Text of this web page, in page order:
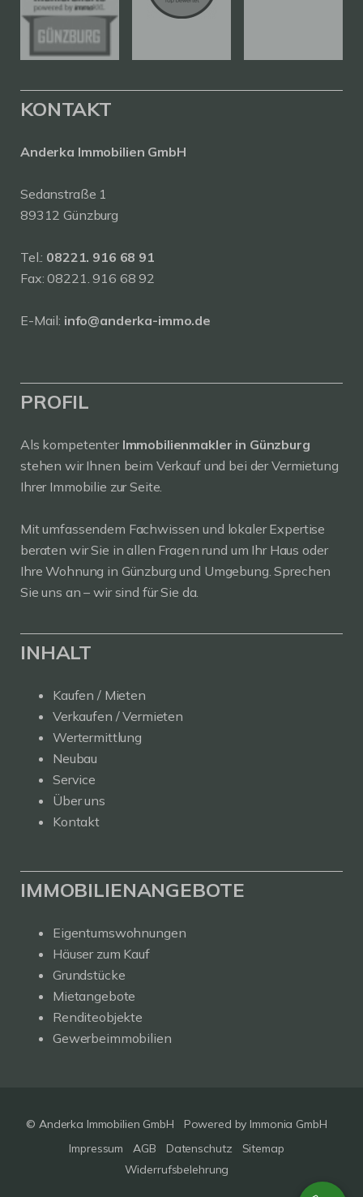
KONTAKT
Anderka Immobilien GmbH
Sedanstraße 1
89312 Günzburg
Tel.: 08221. 916 68 91
Fax: 08221. 916 68 92
E-Mail: info@anderka-immo.de
PROFIL
Als kompetenter Immobilienmakler in Günzburg
stehen wir Ihnen beim Verkauf und bei der Vermietung
Ihrer Immobilie zur Seite.
Mit umfassendem Fachwissen und lokaler Expertise
beraten wir Sie in allen Fragen rund um Ihr Haus oder
Ihre Wohnung in Günzburg und Umgebung. Sprechen
Sie uns an – wir sind für Sie da.
INHALT
Kaufen / Mieten
Verkaufen / Vermieten
Wertermittlung
Neubau
Service
Über uns
Kontakt
IMMOBILIENANGEBOTE
Eigentumswohnungen
Häuser zum Kauf
Grundstücke
Mietangebote
Renditeobjekte
Gewerbeimmobilien
© Anderka Immobilien GmbH Powered by Immonia GmbH
Impressum
AGB Datenschutz
Sitemap
Widerrufsbelehrung